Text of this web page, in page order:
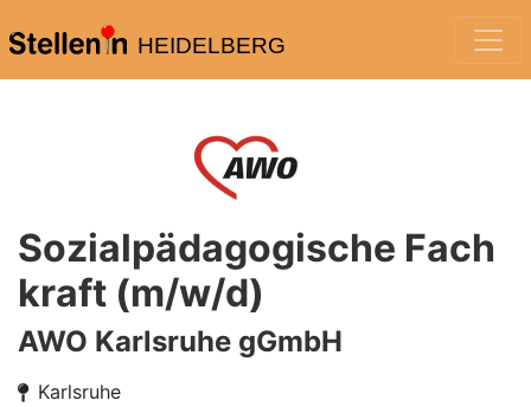
HEIDELBERG
Sozialpädagogische Fach
kraft (m/w/d)
AWO Karlsruhe gGmbH
Karlsruhe